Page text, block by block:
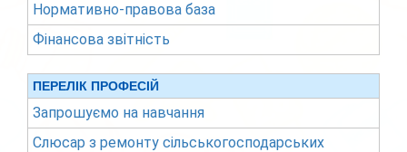
Нормативно-правова база
Фінансова звітність
ПЕРЕЛІК ПРОФЕСІЙ
Запрошуємо на навчання
Слюсар з ремонту сільськогосподарських